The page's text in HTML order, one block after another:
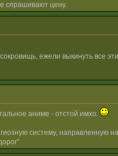
спрашивают цену.
сокровищь, ежели выкинуть все
аниме - отстой имхо.
систему, направленную